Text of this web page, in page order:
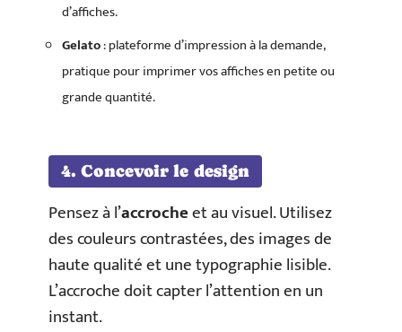
d’affiches.
Gelato: plateforme d’impression à la demande,
pratique pour imprimer vos affiches en petite ou
grande quantité.
4. Concevoir le design
Pensez à l’accrocheet au visuel. Utilisez
des couleurs contrastées, des images de
haute qualité et une typographie lisible.
L’accroche doit capter l’attention en un
instant.